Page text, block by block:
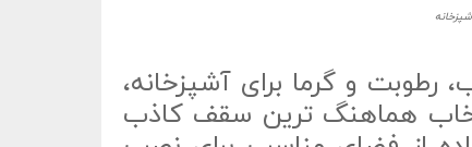
رطوبت و گرما برای آشپزخانه،
هماهنگ ترین سقف کاذب